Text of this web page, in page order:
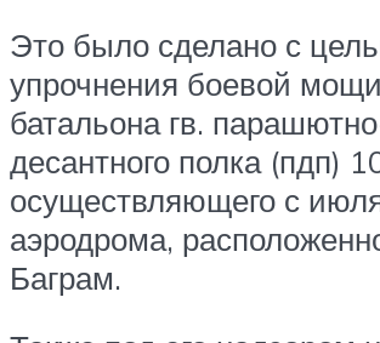
Это было сделано с
упрочнения боевой
батальона гв.
десантного полка (пдп)
осуществляющего с
аэродрома,
Баграм.